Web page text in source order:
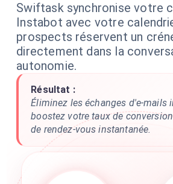
Swiftask synchronise votre
Instabot avec votre
prospects réservent un
directement dans la
autonomie.
Résultat :
Éliminez les échanges d'e-mails
boostez votre taux de
de rendez-vous instantanée.